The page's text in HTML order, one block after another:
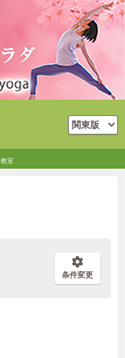
教室
条件変更